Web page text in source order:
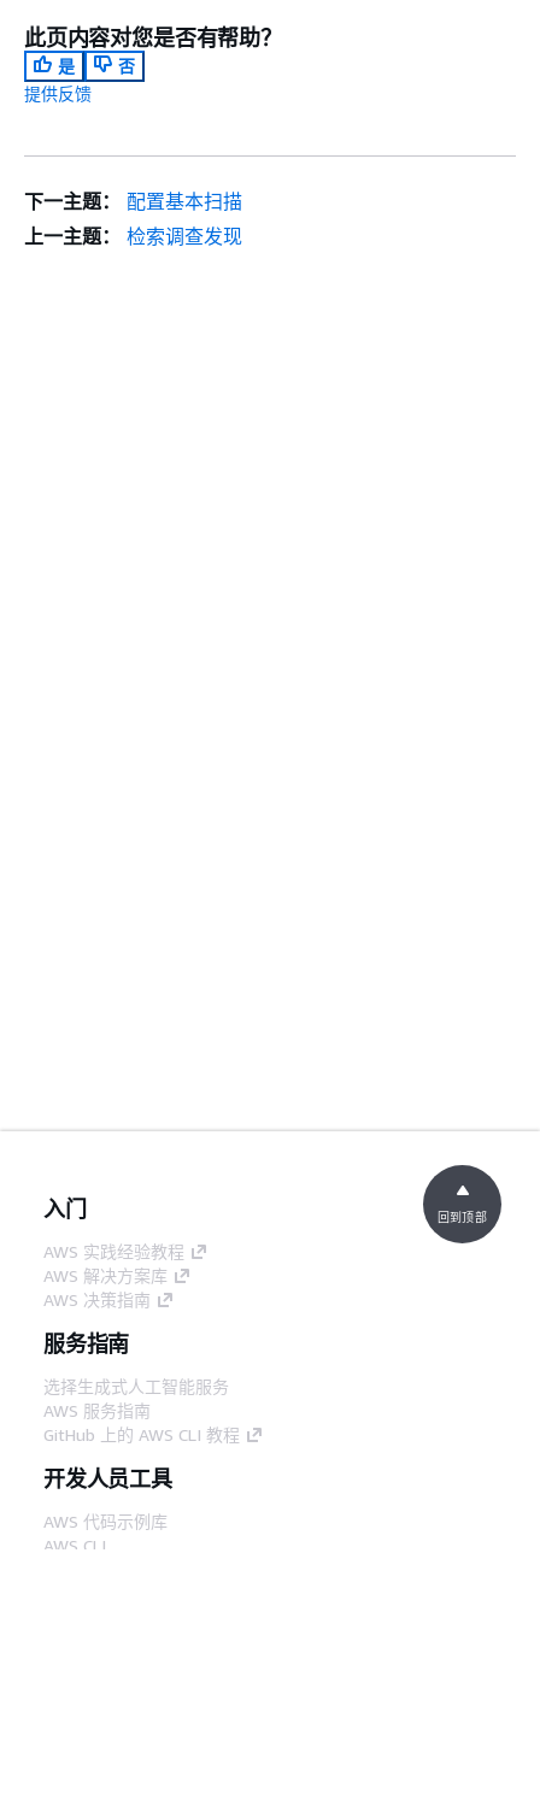
此页内容对您是否有帮助？
是
否
提供反馈
下一主题：
配置基本扫描
上一主题：
检索调查发现
入门
AWS 实践经验教程
AWS 解决方案库
AWS 决策指南
服务指南
选择生成式人工智能服务
AWS 服务指南
GitHub 上的 AWS CLI 教程
开发人员工具
AWS 代码示例库
AWS CLI
回到顶部